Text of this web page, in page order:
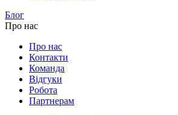
Блог
Про нас
Про нас
Контакти
Команда
Відгуки
Робота
Партнерам